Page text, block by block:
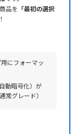
品を 「最初の選択
にフォーマッ
動暗号化）が
常グレード）